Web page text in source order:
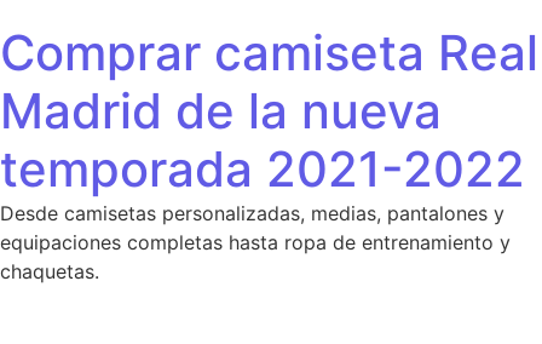
Comprar camiseta Real
Madrid de la nueva
temporada 2021-2022
Desde camisetas personalizadas, medias, pantalones y
equipaciones completas hasta ropa de entrenamiento y
chaquetas.